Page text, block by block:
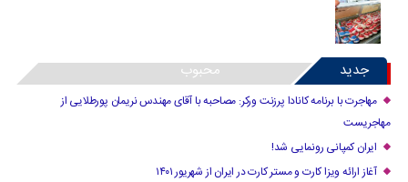
جدید محبوب
مهاجرت با برنامه کانادا پرزنت ورکر: مصاحبه با آقای مهندس نریمان پورطلایی از
مهاجریست
ایران کمپانی رونمایی شد!
آغاز ارائه ویزا کارت و مستر کارت در ایران از شهریور ۱۴۰۱